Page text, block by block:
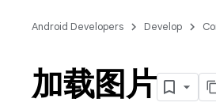
Android Developers Develop
加载图片